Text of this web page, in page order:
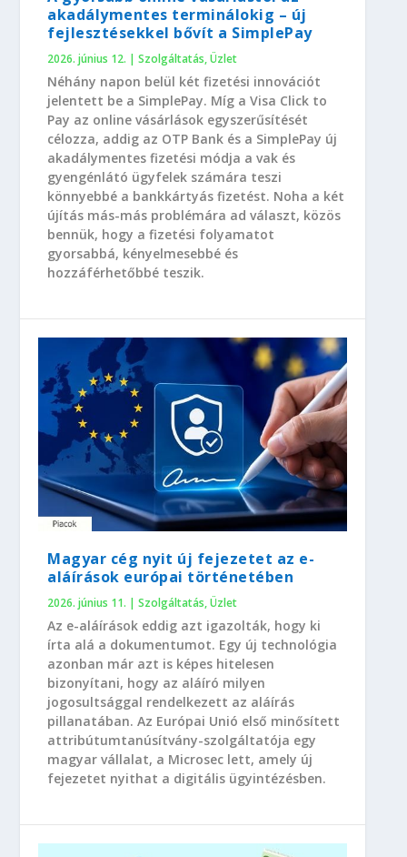
akadálymentes terminálokig – új
fejlesztésekkel bővít a SimplePay
2026. június 12. |Szolgáltatás,Üzlet
Néhány napon belül két fizetési innovációt
jelentett be a SimplePay. Míg a Visa Click to
Pay az online vásárlások egyszerűsítését
célozza, addig az OTP Bank és a SimplePay új
akadálymentes fizetési módja a vak és
gyengénlátó ügyfelek számára teszi
könnyebbé a bankkártyás fizetést. Noha a két
újítás más-más problémára ad választ, közös
bennük, hogy a fizetési folyamatot
gyorsabbá, kényelmesebbé és
hozzáférhetőbbé teszik.
Magyar cég nyit új fejezetet az e-
aláírások európai történetében
2026. június 11. |Szolgáltatás,Üzlet
Az e-aláírások eddig azt igazolták, hogy ki
írta alá a dokumentumot. Egy új technológia
azonban már azt is képes hitelesen
bizonyítani, hogy az aláíró milyen
jogosultsággal rendelkezett az aláírás
pillanatában. Az Európai Unió első minősített
attribútumtanúsítvány-szolgáltatója egy
magyar vállalat, a Microsec lett, amely új
fejezetet nyithat a digitális ügyintézésben.